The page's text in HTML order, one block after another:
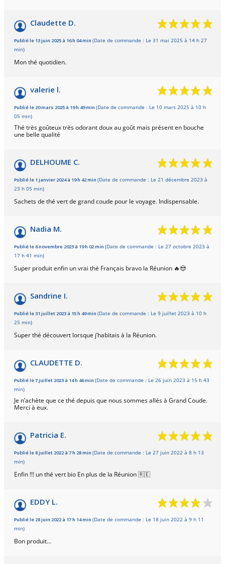
Claudette D.
Publié le 13 juin 2025 à 16 h 04 min (Date de commande : Le 31 mai 2025 à 14 h 27
min)
Mon thé quotidien.
valerie l.
Publié le 20 mars 2025 à 19 h 49 min (Date de commande : Le 10 mars 2025 à 10 h
05 min)
Thé très goûteux très odorant doux au goût mais présent en bouche
une belle qualité
DELHOUME C.
Publié le 1 janvier 2024 à 19 h 42 min (Date de commande : Le 21 décembre 2023 à
23 h 05 min)
Sachets de thé vert de grand coude pour le voyage. Indispensable.
Nadia M.
Publié le 6 novembre 2023 à 19 h 02 min (Date de commande : Le 27 octobre 2023 à
17 h 41 min)
Super produit enfin un vrai thé Français bravo la Réunion 🔥😍
Sandrine I.
Publié le 31 juillet 2023 à 15 h 49 min (Date de commande : Le 9 juillet 2023 à 10 h
25 min)
Super thé découvert lorsque j’habitais à la Réunion.
CLAUDETTE D.
Publié le 7 juillet 2023 à 14 h 46 min (Date de commande : Le 26 juin 2023 à 15 h 43
min)
Je n’achète que ce thé depuis que nous sommes allés à Grand Coude.
Merci à eux.
Patricia E.
Publié le 8 juillet 2022 à 7 h 28 min (Date de commande : Le 27 juin 2022 à 8 h 13
min)
Enfin !!! un thé vert bio En plus de la Réunion 🇷🇪
EDDY L.
Publié le 28 juin 2022 à 17 h 14 min (Date de commande : Le 18 juin 2022 à 9 h 11
min)
Bon produit…